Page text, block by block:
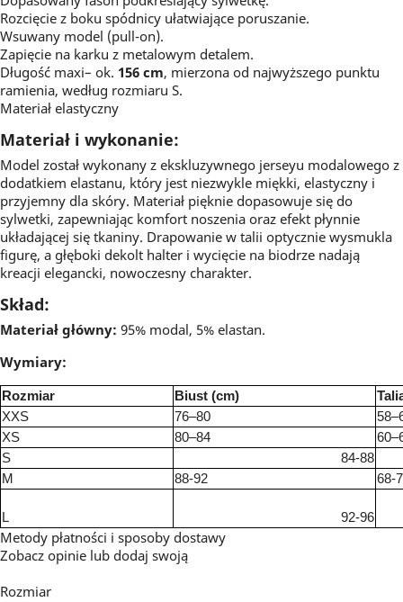
Rozcięcie z boku spódnicy ułatwiające poruszanie.
Wsuwany model (pull-on).
Zapięcie na karku z metalowym detalem.
Długość maxi– ok. 156 cm, mierzona od najwyższego punktu
ramienia, według rozmiaru S.
Materiał elastyczny
Materiał i wykonanie:
Model został wykonany z ekskluzywnego jerseyu modalowego z
dodatkiem elastanu, który jest niezwykle miękki, elastyczny i
przyjemny dla skóry. Materiał pięknie dopasowuje się do
sylwetki, zapewniając komfort noszenia oraz efekt płynnie
układającej się tkaniny. Drapowanie w talii optycznie wysmukla
figurę, a głęboki dekolt halter i wycięcie na biodrze nadają
kreacji elegancki, nowoczesny charakter.
Skład:
Materiał główny: 95% modal, 5% elastan.
Wymiary:
Rozmiar Biust (cm)
XXS
76–80
XS
80–84
S
84-88
M
88-92 68-
L 92-96
Metody płatności i sposoby dostawy
Zobacz opinie lub dodaj swoją
Rozmiar